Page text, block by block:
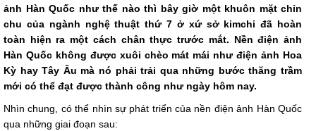
ảnh Hàn Quốc như thế nào thì bây giờ một khuôn mặt chỉn
chu của ngành nghệ thuật thứ 7 ở xứ sở kimchi đã hoàn
toàn hiện ra một cách chân thực trước mắt. Nền điện ảnh
Hàn Quốc không được xuôi chèo mát mái như điện ảnh Hoa
Kỳ hay Tây Âu mà nó phải trải qua những bước thăng trầm
mới có thể đạt được thành công như ngày hôm nay.
Nhìn chung, có thể nhìn sự phát triển của nền điện ảnh Hàn Quốc
qua những giai đoạn sau: